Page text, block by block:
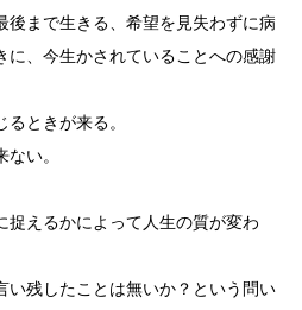
後まで生きる、希望を見失わずに病
に、今生かされていることへの感謝
ときが来る。
い。
捉えるかによって人生の質が変わ
い残したことは無いか？という問い